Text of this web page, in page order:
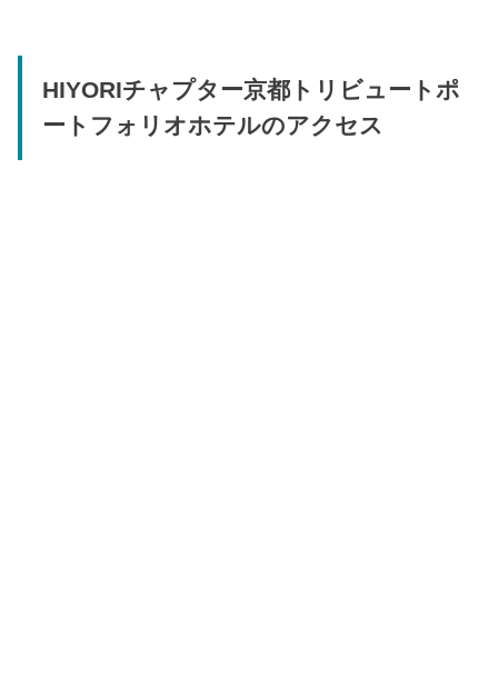
HIYORIチャプター京都トリビュートポ
ートフォリオホテルのアクセス